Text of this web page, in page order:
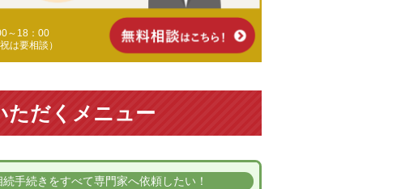
～18：00
は要相談）
ただくメニュー
続手続きをすべて専門家へ依頼したい！